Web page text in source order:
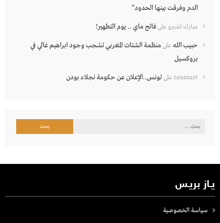
الدم وفرقت بينها الحدود”
مبارك اشبرو علىفاتح ماي .. يوم التطهير!
حبيب الله علىمنظمة الشتات المغربي تشجب وجود ابراهيم غالي في
بروكسيل
toumart علىتونس..الإعلان عن حكومة نجلاء بودن
البحث
يـاز بريـس
سياسة الخصوصية